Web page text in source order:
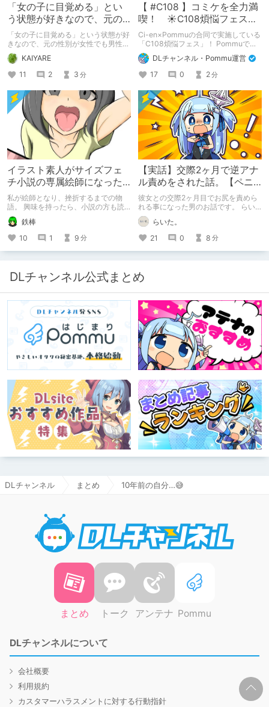
「女の子に目覚める」とい
う状態が好きなので、元の
性別が女性でも男性でも問
題ない話
「女の子に目覚める」という状態が好
きなので、元の性別が女性でも男性で
も問題ない話
KAIYARE
11
2 3 分
【 #C108 】コミケを全力満
喫！ ☀C108煩悩フェス☀
Pommu版のご案内
Ci-en×Pommuの合同で実施している
「C108煩悩フェス」！ Pommuでの
参加方法について、改めてこちらでも
ご案内いたします！
DLチャンネル・Pommu運営
17
0 2分
イラスト素人がサイズフェ
チ小説の専属絵師になった
お話
私が絵師となり、挫折するまでの物
語。 興味を持ったら、小説の方も読
んで欲しいなって感じ 私の絵を使っ
てくれてる小説書きさんのページＵＲ
Ｌ
https://www.pixiv.net/users/341489
73/novels?p=1
鉄棒
10
1 9 分
【実話】交際2ヶ月で逆アナ
ル責めをされた話。【ペニ
バン】
彼女との交際2ヶ月目でお尻を責めら
れる事になった男のお話です。 らい
た。のエチエチ体験談#2【逆アナ
ル】 らいた。
21
0 8 分
DLチャンネル公式まとめ
DLチャンネル まとめ 10年前の自分…😅
まとめ トーク アンテナ Pommu
DLチャンネルについて
会社概要
利用規約
カスタマーハラスメントに対する行動指針